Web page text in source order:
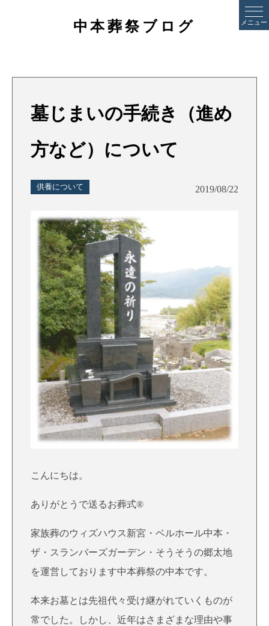
メニュー
中本葬祭ブログ
墓じまいの手続き（進め
方など）について
供養について 2019/08/22
こんにちは。
ありがとうで送るお葬式®
家族葬のウィズハウス新宮・ベルホール中本・
ザ・スランバーズガーデン・そうそうの郷太地
を運営しております中本葬祭の中本です。
本来お墓とは先祖代々受け継がれていくものが
常でした。しかし、近年はさまざまな理由や事